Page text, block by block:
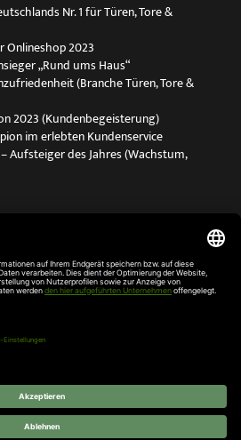
Nr. 1 für Türen, Tore &
Onlineshop 2023
„Rund ums Haus“
(Branche Türen, Tore &
2023 (Kundenbegeisterung)
im erlebten Kundenservice
Aufsteiger des Jahres (Wachstum,
Onlineshop 2022
„Rund ums Haus“
im erlebten Kundenservice
Gold-Rang (Türen, Tore & Antriebe)